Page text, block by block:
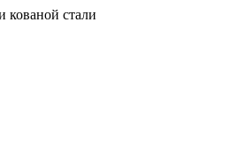
кованой стали